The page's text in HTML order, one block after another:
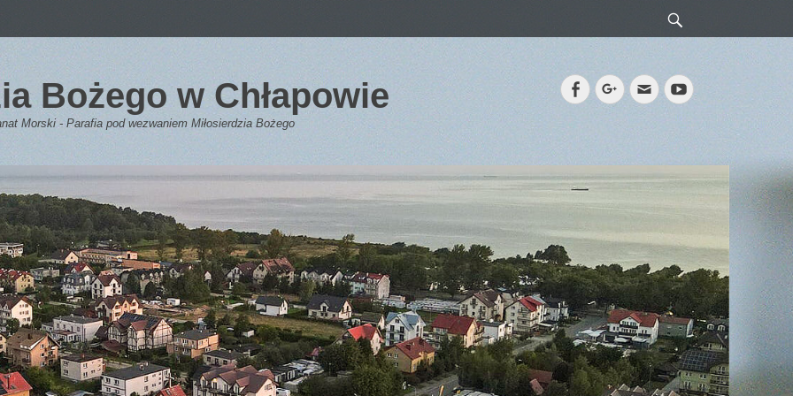
Bożego w Chłapowie
Morski - Parafia pod wezwaniem Miłosierdzia Bożego
FacebookGoogleplus
EmailYouTube